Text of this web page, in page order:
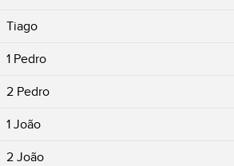
Tiago
1 Pedro
2 Pedro
1 João
2 João